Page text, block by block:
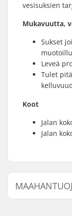
vesisuksien
Mukavuutta,
Sukset
Leveä
Tulet
Koot
Jalan
Jalan